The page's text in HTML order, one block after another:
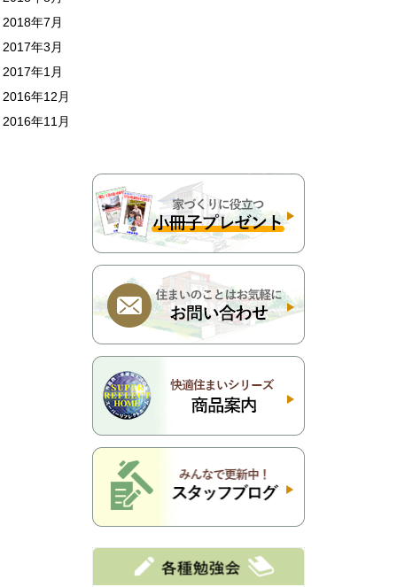
2018年7月
2017年3月
2017年1月
2016年12月
2016年11月